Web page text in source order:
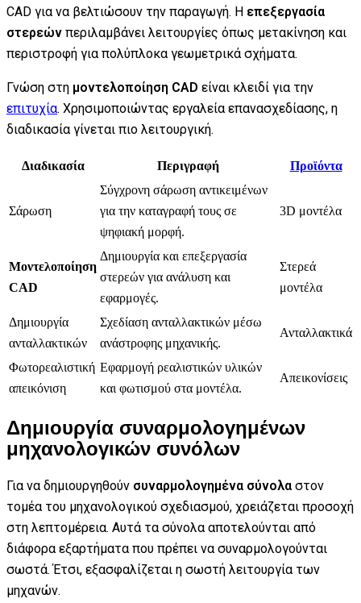
CAD για να βελτιώσουν την παραγωγή. Η επεξεργασία
στερεών περιλαμβάνει λειτουργίες όπως μετακίνηση και
περιστροφή για πολύπλοκα γεωμετρικά σχήματα.
Γνώση στη μοντελοποίηση CAD είναι κλειδί για την
επιτυχία. Χρησιμοποιώντας εργαλεία επανασχεδίασης, η
διαδικασία γίνεται πιο λειτουργική.
Διαδικασία Περιγραφή Προϊόντα
Σάρωση
Σύγχρονη σάρωση αντικειμένων
για την καταγραφή τους σε
ψηφιακή μορφή.
3D μοντέλα
Μοντελοποίηση
CAD
Δημιουργία και επεξεργασία
στερεών για ανάλυση και
εφαρμογές.
Στερεά
μοντέλα
Δημιουργία
ανταλλακτικών
Σχεδίαση ανταλλακτικών μέσω
ανάστροφης μηχανικής.
Ανταλλακτικά
Φωτορεαλιστική
απεικόνιση
Εφαρμογή ρεαλιστικών υλικών
και φωτισμού στα μοντέλα.
Απεικονίσεις
Δημιουργία συναρμολογημένων
μηχανολογικών συνόλων
Για να δημιουργηθούν συναρμολογημένα σύνολα στον
τομέα του μηχανολογικού σχεδιασμού, χρειάζεται προσοχή
στη λεπτομέρεια. Αυτά τα σύνολα αποτελούνται από
διάφορα εξαρτήματα που πρέπει να συναρμολογούνται
σωστά. Έτσι, εξασφαλίζεται η σωστή λειτουργία των
μηχανών.